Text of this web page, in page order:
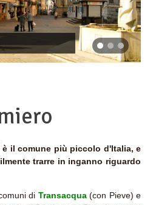
è il comune più piccolo d'Italia, e
trarre in inganno riguardo
di Transacqua(con Pieve) e